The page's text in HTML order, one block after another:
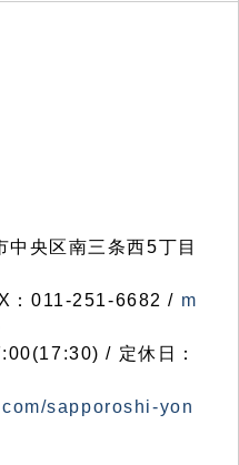
央区南三条西5丁目
：011-251-6682 / m
/ 定休日：
sapporoshi-yon